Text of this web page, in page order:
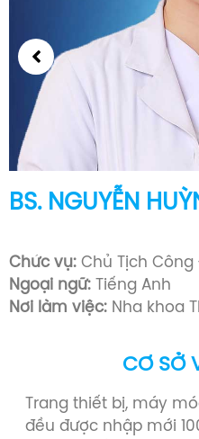
BS. NGUYỄN
Chức vụ: Chủ Tịch Công
Ngoại ngữ: Tiếng Anh
Nơi làm việc: Nha khoa
CƠ SỞ
Trang thiết bị, máy
đều được nhập mới